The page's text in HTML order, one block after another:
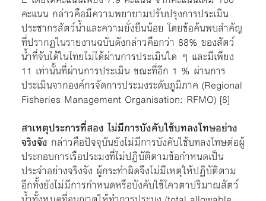
คะแนน กล่าวคือมีความพยายามปรับปรุงการประเมิน
ประชากรสัตว์น้ำและความยั่งยืนน้อย โดยข้อค้นพบสำคัญ
ที่ปรากฏในรายงานฉบับดังกล่าวคือกว่า 88% ของสัตว์
น้ำที่จับได้ในไทยไม่ได้ผ่านการประเมินใด ๆ และมีเพียง
11 เท่านั้นที่ผ่านการประเมิน ขณะที่อีก 1 % ผ่านการ
ประเมินจากองค์กรจัดการประมงระดับภูมิภาค (Regional
Fisheries Management Organisation: RFMO) [8]
สาเหตุประการที่สอง ไม่มีการบังคับใช้บทลงโทษอย่าง
จริงจัง กล่าวคือปัจจุบันยังไม่มีการบังคับใช้บทลงโทษต่อผู้
ประกอบการเรือประมงที่ไม่ปฏิบัติตามข้อกำหนดเป็น
ประจำอย่างจริงจัง ผู้กระทำผิดจึงไม่มีเหตุให้ปฏิบัติตาม
อีกทั้งยังไม่มีการกำหนดหรือบังคับใช้โควตาปริมาณสัตว์